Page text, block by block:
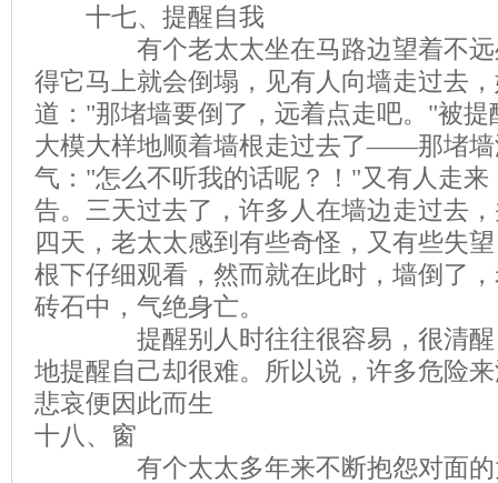
十七、提醒自我
有个老太太坐在马路边望着不远
得它马上就会倒塌，见有人向墙走过去
道："那堵墙要倒了，远着点走吧。"被
大模大样地顺着墙根走过去了——那堵墙
气："怎么不听我的话呢？！"又有人走
告。三天过去了，许多人在墙边走过去
四天，老太太感到有些奇怪，又有些失
根下仔细观看，然而就在此时，墙倒了
砖石中，气绝身亡。
提醒别人时往往很容易，很清醒
地提醒自己却很难。所以说，许多危险
悲哀便因此而生
十八、窗
有个太太多年来不断抱怨对面的